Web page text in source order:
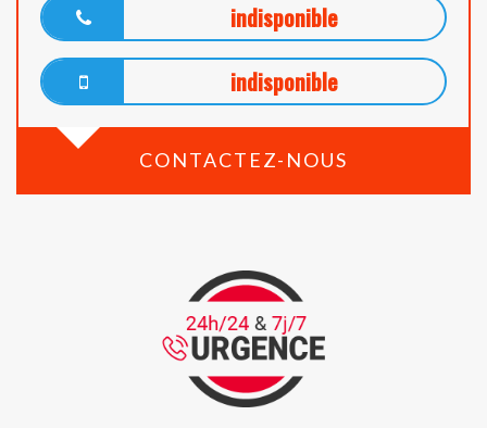
indisponible
indisponible
CONTACTEZ-NOUS